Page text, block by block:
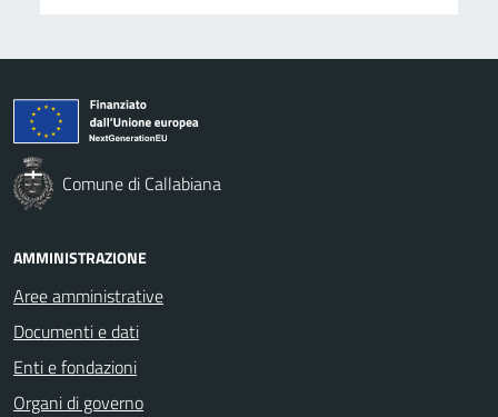
Comune di Callabiana
AMMINISTRAZIONE
Aree amministrative
Documenti e dati
Enti e fondazioni
Organi di governo